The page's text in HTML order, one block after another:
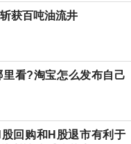
获百吨油流井
看?淘宝怎么发布自己
回购和H股退市有利于